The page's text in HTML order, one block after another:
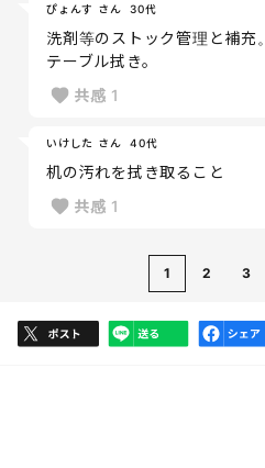
ぴょんす さん 30代
洗剤等のストック管理と補充。
テーブル拭き。
共感 1
いけした さん 40代
机の汚れを拭き取ること
共感 1
1 2 3